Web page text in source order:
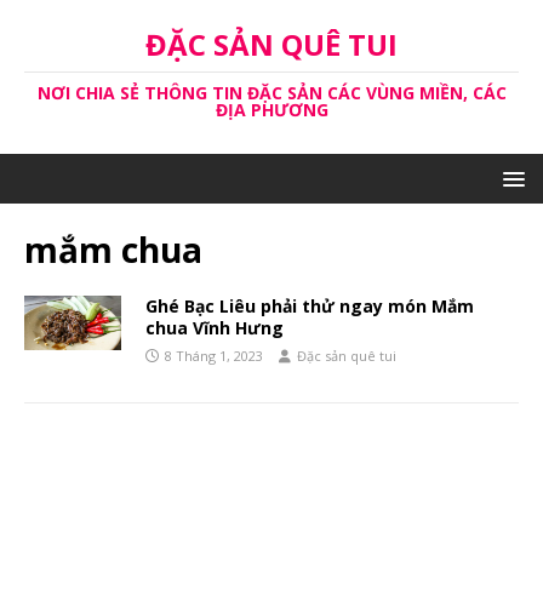
ĐẶC SẢN QUÊ TUI
NƠI CHIA SẺ THÔNG TIN ĐẶC SẢN CÁC VÙNG MIỀN, CÁC
ĐỊA PHƯƠNG
mắm chua
Ghé Bạc Liêu phải thử ngay món Mắm
chua Vĩnh Hưng
8 Tháng 1, 2023 Đặc sản quê tui